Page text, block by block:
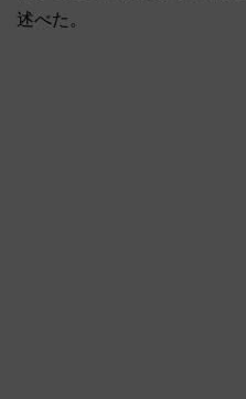
述べた。